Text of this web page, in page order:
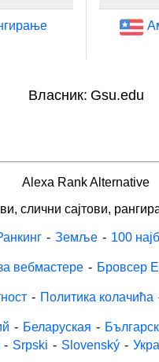
Власник: Gsu.edu
Alexa Rank Alternative
слични сајтови,
- Земље - 100
вебмастере - Бровсер
- Политика колачића
- Беларуская -
- Srpski - Slovenský -